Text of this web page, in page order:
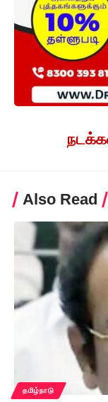
Also Read
தமிழ்நாடு